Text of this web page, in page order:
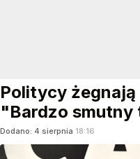
Politycy
"Bardzo smutny
Dodano: 4 sierpnia 18:16